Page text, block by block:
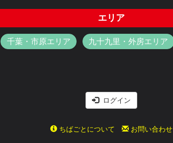
エリア
千葉・市原エリア 九十九里・外房エリア
ログイン
ちばごとについて お問い合わせ